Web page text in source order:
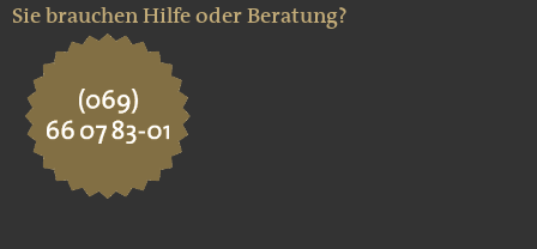
Sie brauchen Hilfe oder Beratung?